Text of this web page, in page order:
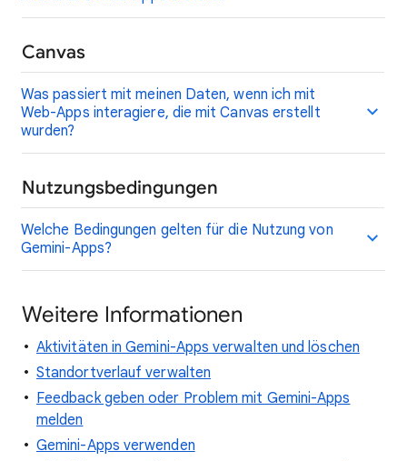
Canvas
Was passiert mit meinen Daten, wenn ich mit
Web-Apps interagiere, die mit Canvas erstellt
wurden?
Nutzungsbedingungen
Welche Bedingungen gelten für die Nutzung von
Gemini-Apps?
Weitere Informationen
Aktivitäten in Gemini-Apps verwalten und löschen
Standortverlauf verwalten
Feedback geben oder Problem mit Gemini-Apps
melden
Gemini-Apps verwenden